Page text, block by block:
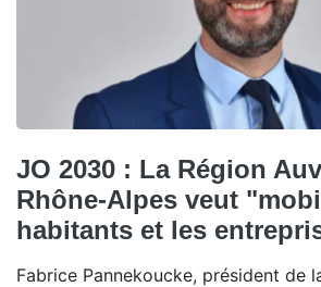
JO 2030 : La Région
Rhône-Alpes veut
habitants et les
Fabrice Pannekoucke, président de